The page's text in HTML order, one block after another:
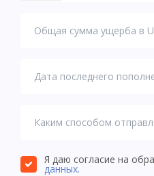
Я даю согласие на
данных.